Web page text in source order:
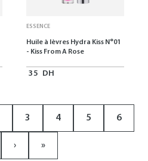
ESSENCE
Huile à lèvres Hydra Kiss N°01
- Kiss From A Rose
35 DH
3 4 5 6
› »